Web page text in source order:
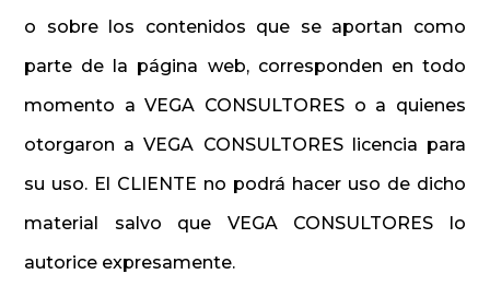
o sobre los contenidos que se aportan como
parte de la página web, corresponden en todo
momento a VEGA CONSULTORES o a quienes
otorgaron a VEGA CONSULTORES licencia para
su uso. El CLIENTE no podrá hacer uso de dicho
material salvo que VEGA CONSULTORES lo
autorice expresamente.